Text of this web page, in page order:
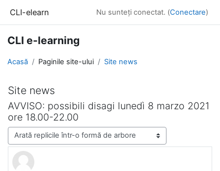
CLI-elearn Nu sunteți conectat. (Conectare)
CLI e-learning
Acasă Paginile site-ului Site news
Site news
AVVISO: possibili disagi lunedì 8 marzo 2021
ore 18.00-22.00
Afişează mod